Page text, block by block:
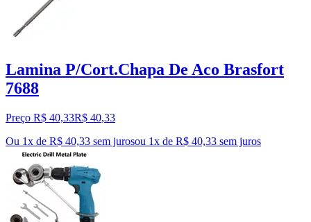
Lamina P/Cort.Chapa De Aco Brasfort
7688
Preço R$ 40,33R$ 40,33
Ou 1x de R$ 40,33 sem jurosou 1x de R$ 40,33 sem juros